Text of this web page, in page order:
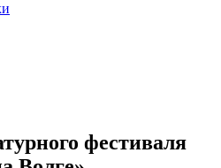
фестиваля